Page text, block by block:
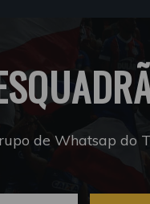
de Whatsap do